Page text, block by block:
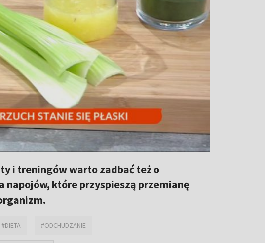
i treningów warto zadbać też o
które przyspieszą przemianę
#DIETA #ODCHUDZANIE